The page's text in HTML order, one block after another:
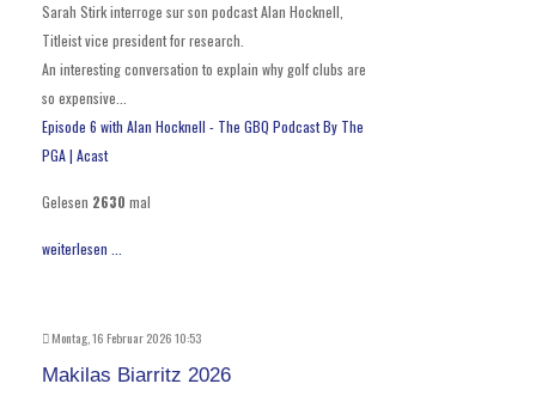
Sarah Stirk interroge sur son podcast Alan Hocknell,
Titleist vice president for research.
An interesting conversation to explain why golf clubs are
so expensive...
Episode 6 with Alan Hocknell - The GBQ Podcast By The
PGA | Acast
Gelesen 2630 mal
weiterlesen ...
Montag, 16 Februar 2026 10:53
Makilas Biarritz 2026